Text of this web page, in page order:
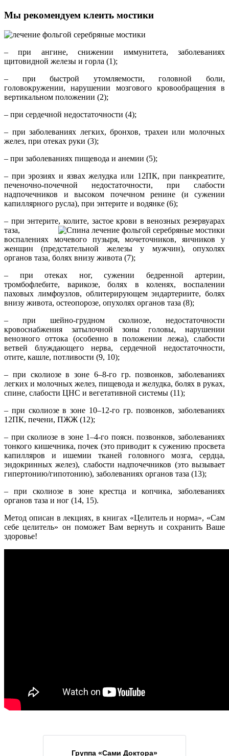
Мы рекомендуем клеить мостики
– при ангине, снижении иммунитета, заболеваниях
щитовидной железы и горла (1);
– при быстрой утомляемости, головной боли,
головокружении, нарушении мозгового кровообращения в
вертикальном положении (2);
– при сердечной недостаточности (4);
– при заболеваниях легких, бронхов, трахеи или молочных
желез, при отеках руки (3);
– при заболеваниях пищевода и анемии (5);
– при эрозиях и язвах желудка или 12ПК, при панкреатите,
печеночно-почечной недостаточности, при слабости
надпочечников и высоком почечном ренине (и сужении
капиллярного русла), при энтерите и водянке (6);
– при энтерите, колите, застое крови в венозных резервуарах
таза,
воспалениях мочевого пузыря, мочеточников, яичников у
женщин (предстательной железы у мужчин), опухолях
органов таза, болях внизу живота (7);
– при отеках ног, сужении бедренной артерии,
тромбофлебите, варикозе, болях в коленях, воспалении
паховых лимфоузлов, облитерирующем эндартериите, болях
внизу живота, остеопорозе, опухолях органов таза (8);
– при шейно-грудном сколиозе, недостаточности
кровоснабжения затылочной зоны головы, нарушении
венозного оттока (особенно в положении лежа), слабости
ветвей блуждающего нерва, сердечной недостаточ­ности,
отите, кашле, потливости (9, 10);
– при сколиозе в зоне 6–8-го гр. позвонков, заболеваниях
легких и молочных желез, пищевода и желудка, болях в руках,
спине, слабости ЦНС и вегетативной системы (11);
– при сколиозе в зоне 10–12-го гр. позвонков, заболеваниях
12ПК, печени, ПЖЖ (12);
– при сколиозе в зоне 1–4-го поясн. позвонков, заболеваниях
тонкого кишечника, почек (это приводит к сужению просвета
капилляров и ишемии тканей головного мозга, сердца,
эндокринных желез), слабости надпочечников (это вызывает
гипертонию/гипотонию), заболеваниях органов таза (13);
– при сколиозе в зоне крестца и копчика, заболеваниях
органов таза и ног (14, 15).
Метод описан в лекциях, в книгах «Целитель и норма», «Сам
себе целитель» он поможет Вам вернуть и сохранить Ваше
здоровье!
Группа «Сами Доктора»